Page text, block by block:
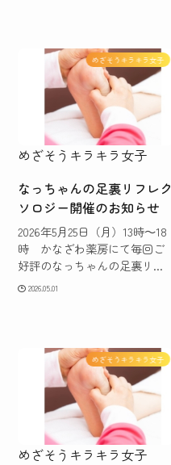
めざそうキラキラ女子
めざそうキラキラ女子
なっちゃんの足裏リフレク
ソロジー開催のお知らせ
2026年5月25日（月）13時～18
時 かなざわ薬房にて毎回ご
好評のなっちゃんの足裏リ...
2026.05.01
めざそうキラキラ女子
めざそうキラキラ女子